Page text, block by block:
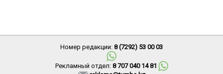
Номер редакции: 8 (7292) 53 00 03
Рекламный отдел: 8 707 040 14 81